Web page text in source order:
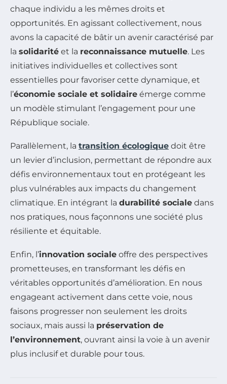
chaque individu a les mêmes droits et
opportunités. En agissant collectivement, nous
avons la capacité de bâtir un avenir caractérisé par
la solidarité et la reconnaissance mutuelle. Les
initiatives individuelles et collectives sont
essentielles pour favoriser cette dynamique, et
l’économie sociale et solidaire émerge comme
un modèle stimulant l’engagement pour une
République sociale.
Parallèlement, la transition écologique doit être
un levier d’inclusion, permettant de répondre aux
défis environnementaux tout en protégeant les
plus vulnérables aux impacts du changement
climatique. En intégrant la durabilité sociale dans
nos pratiques, nous façonnons une société plus
résiliente et équitable.
Enfin, l’innovation sociale offre des perspectives
prometteuses, en transformant les défis en
véritables opportunités d’amélioration. En nous
engageant activement dans cette voie, nous
faisons progresser non seulement les droits
sociaux, mais aussi la préservation de
l’environnement, ouvrant ainsi la voie à un avenir
plus inclusif et durable pour tous.